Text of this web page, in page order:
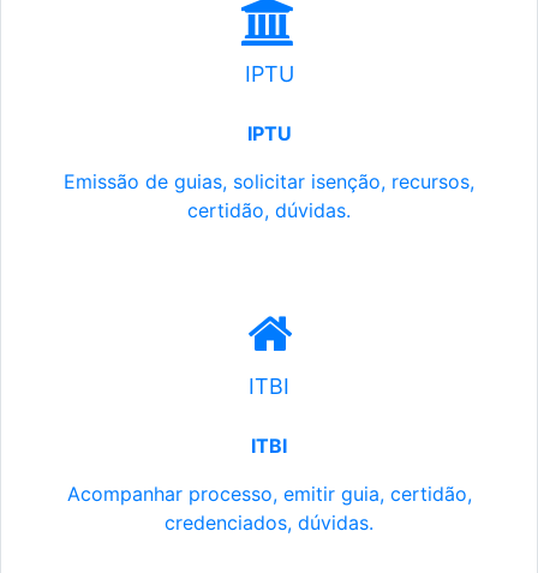
IPTU
IPTU
Emissão de guias, solicitar isenção, recursos,
certidão, dúvidas.
ITBI
ITBI
Acompanhar processo, emitir guia, certidão,
credenciados, dúvidas.